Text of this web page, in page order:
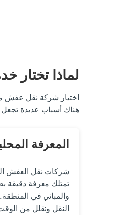
لماذا
اختيار شركة نقل عفش
هناك أسباب عديدة تجعل
المعرفة
شركات نقل العفش
تمتلك معرفة دقيقة
والمباني في
النقل وتقلل من